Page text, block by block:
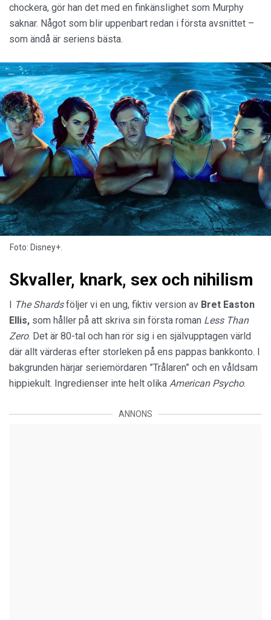
chockera, gör han det med en finkänslighet som Murphy
saknar. Något som blir uppenbart redan i första avsnittet –
som ändå är seriens bästa.
Foto: Disney+.
Skvaller, knark, sex och nihilism
The Shardsföljer vi en ung, fiktiv version av Bret Easton
Ellis, som håller på att skriva sin första roman Less Than
Zero. Det är 80-tal och han rör sig i en självupptagen värld
där allt värderas efter storleken på ens pappas bankkonto. I
bakgrunden härjar seriemördaren ”Trålaren” och en våldsam
hippiekult. Ingredienser inte helt olika American Psycho.
ANNONS